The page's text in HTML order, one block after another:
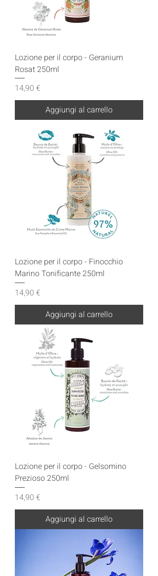
Lozione per il corpo - Geranium
Rosat 250ml
Prezzo
14,90 €
Aggiungi al carrello
Lozione per il corpo - Finocchio
Marino Tonificante 250ml
Prezzo
14,90 €
Aggiungi al carrello
Lozione per il corpo - Gelsomino
Prezioso 250ml
Prezzo
14,90 €
Aggiungi al carrello